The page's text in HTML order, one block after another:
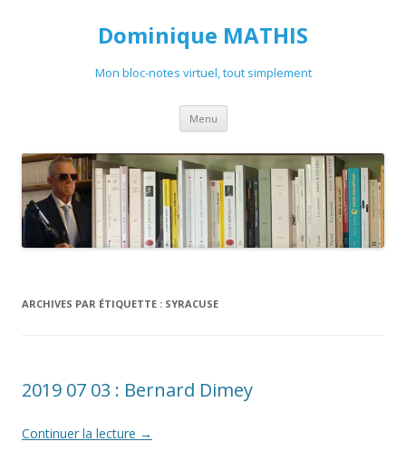
Dominique MATHIS
Mon bloc-notes virtuel, tout simplement
Menu Aller
contenu
ARCHIVES PAR ÉTIQUETTE : SYRACUSE
2019 07 03 : Bernard Dimey
Continuer la lecture →